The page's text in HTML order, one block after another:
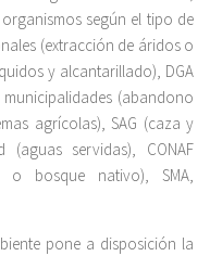
según el tipo de
(extracción de áridos o
y alcantarillado), DGA
(abandono
agrícolas), SAG (caza y
servidas), CONAF
o bosque nativo), SMA,
pone a disposición la